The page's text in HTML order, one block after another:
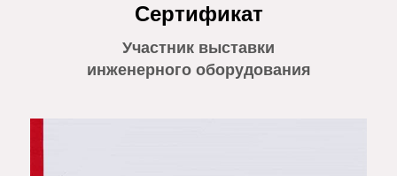
Сертификат
Участник выставки
инженерного оборудования